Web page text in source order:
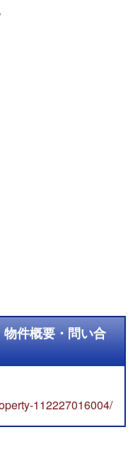
件概要・問い合
112227016004/